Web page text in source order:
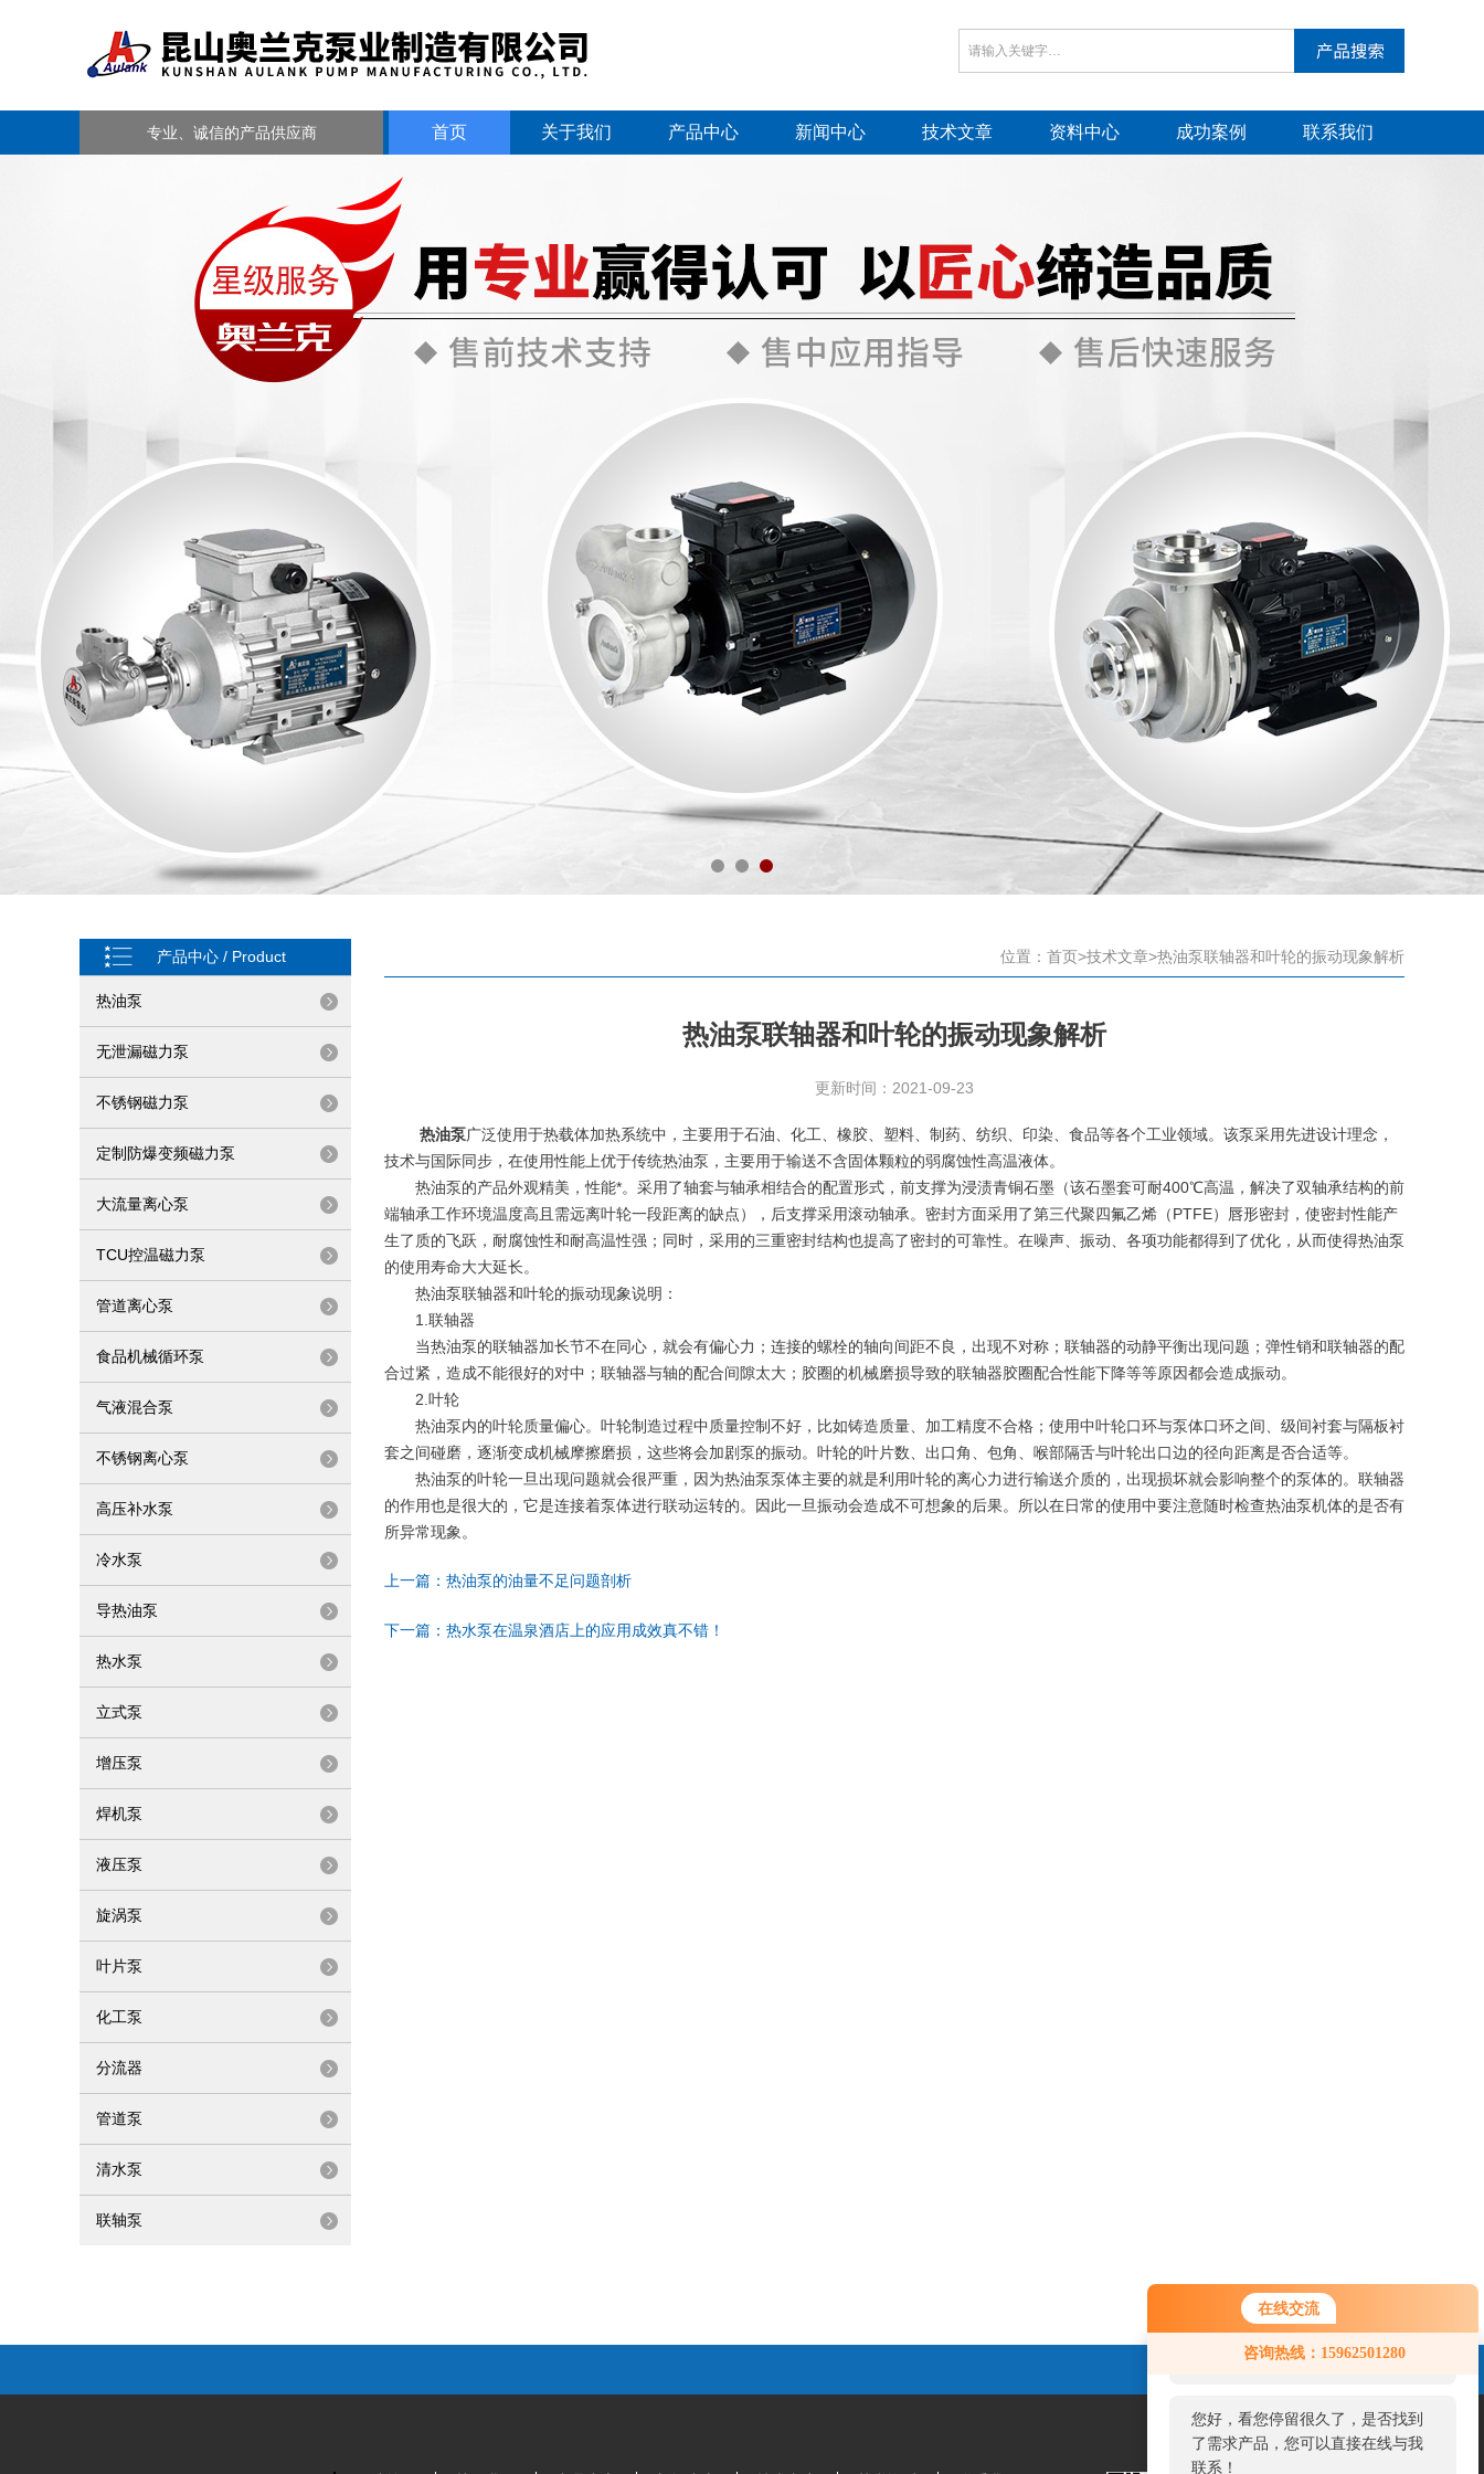
在线交流
咨询热线：15962501280
您好！欢迎前来咨询，很高兴为您
服务，请问您要咨询什么问题呢？
您好，看您停留很久了，是否找到
了需求产品，您可以直接在线与我
联系！
专业、诚信的产品供应商 首页 关于我们 产品中心 新闻中心 技术文章 资料中心 成功案例 联系我们
产品中心 / Product
热油泵
无泄漏磁力泵
不锈钢磁力泵
定制防爆变频磁力泵
大流量离心泵
TCU控温磁力泵
管道离心泵
食品机械循环泵
气液混合泵
不锈钢离心泵
高压补水泵
冷水泵
导热油泵
热水泵
立式泵
增压泵
焊机泵
液压泵
旋涡泵
叶片泵
化工泵
分流器
管道泵
清水泵
联轴泵
位置： 首页>技术文章>热油泵联轴器和叶轮的振动现象解析
热油泵联轴器和叶轮的振动现象解析
更新时间：2021-09-23
热油泵广泛使用于热载体加热系统中，主要用于石油、化工、橡胶、塑料、制药、纺织、印染、食品等各个工业领域。该泵采用先进设计理念，
技术与国际同步，在使用性能上优于传统热油泵，主要用于输送不含固体颗粒的弱腐蚀性高温液体。
热油泵的产品外观精美，性能*。采用了轴套与轴承相结合的配置形式，前支撑为浸渍青铜石墨（该石墨套可耐400℃高温，解决了双轴承结构的前
端轴承工作环境温度高且需远离叶轮一段距离的缺点），后支撑采用滚动轴承。密封方面采用了第三代聚四氟乙烯（PTFE）唇形密封，使密封性能产
生了质的飞跃，耐腐蚀性和耐高温性强；同时，采用的三重密封结构也提高了密封的可靠性。在噪声、振动、各项功能都得到了优化，从而使得热油泵
的使用寿命大大延长。
热油泵联轴器和叶轮的振动现象说明：
1.联轴器
当热油泵的联轴器加长节不在同心，就会有偏心力；连接的螺栓的轴向间距不良，出现不对称；联轴器的动静平衡出现问题；弹性销和联轴器的配
合过紧，造成不能很好的对中；联轴器与轴的配合间隙太大；胶圈的机械磨损导致的联轴器胶圈配合性能下降等等原因都会造成振动。
2.叶轮
热油泵内的叶轮质量偏心。叶轮制造过程中质量控制不好，比如铸造质量、加工精度不合格；使用中叶轮口环与泵体口环之间、级间衬套与隔板衬
套之间碰磨，逐渐变成机械摩擦磨损，这些将会加剧泵的振动。叶轮的叶片数、出口角、包角、喉部隔舌与叶轮出口边的径向距离是否合适等。
热油泵的叶轮一旦出现问题就会很严重，因为热油泵泵体主要的就是利用叶轮的离心力进行输送介质的，出现损坏就会影响整个的泵体的。联轴器
的作用也是很大的，它是连接着泵体进行联动运转的。因此一旦振动会造成不可想象的后果。所以在日常的使用中要注意随时检查热油泵机体的是否有
所异常现象。
上一篇： 热油泵的油量不足问题剖析
下一篇： 热水泵在温泉酒店上的应用成效真不错！